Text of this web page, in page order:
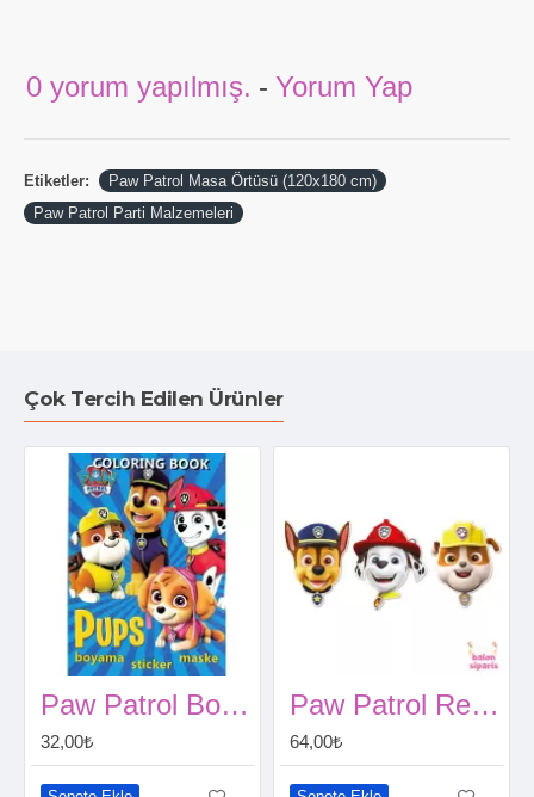
0 yorum yapılmış. - Yorum Yap
Etiketler:
Paw Patrol Masa Örtüsü (120x180 cm)
Paw Patrol Parti Malzemeleri
Çok Tercih Edilen Ürünler
Paw Patrol Boyama Kitabı 16 Sayfa
32,00₺
Paw Patrol Refresh Maske (6 adet)
64,00₺